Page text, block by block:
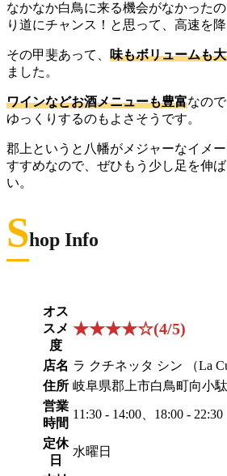
なかなか白鳥に来る機会がなかった
り道にチャンス！と思って、高速を降
その甲斐あって、 味もボリュームも
ました。
ワインなどお酒メニューも豊富なの
ゆっくりするのもよさそうです。
郡上というと八幡がメジャーなイメ
すすめなので、ぜひもう少し足を伸
い。
Shop Info
オス
スメ
度
★★★★☆(4/5)
店名 ラ クチネッタ シン （La
住所 岐阜県郡上市白鳥町向小
営業
時間
11:30 - 14:00、18:00 - 22:30
定休
日
水曜日